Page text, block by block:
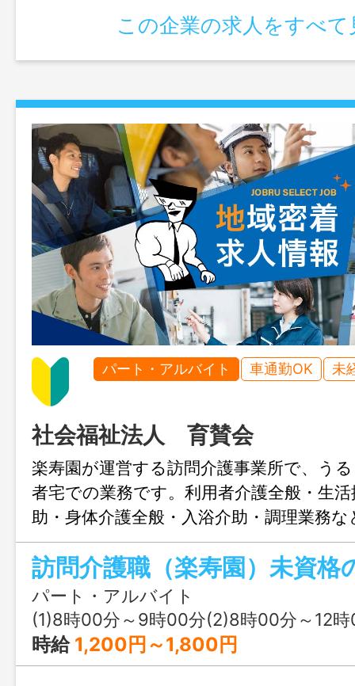
この企業の求人をすべて
パート・アルバイト 車通勤OK 未
社会福祉法人 育賛会
楽寿園が運営する訪問介護事業所で、う
者宅での業務です。利用者介護全般・生
助・身体介護全般・入浴介助・調理業務
り社用車、自己所有車を使用（基本・訪
帰） （自己所有車使用の場合は、車両運
給） ※勤務時間、曜日はお気軽にご相談
い。 ※資格をお持ちでない方でヘル
る方、資格取得について相談可能です。
下さい。 「変更範囲：無し」
パート・アルバイト
(1)8時00分～9時00分(2)8時00分～12
時給 1,200円～1,800円